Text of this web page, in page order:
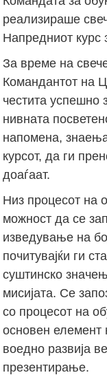
реализираше
Напредниот
За време на
Командантот на
честита успешно
нивната
напомена,
курсот, да ги
доаѓаат.
Низ процесот на
можност да се
изведување на
почитувајќи ги
суштинско
мисијата. Се
со процесот на
основен елемент
воедно развија
презентирање.